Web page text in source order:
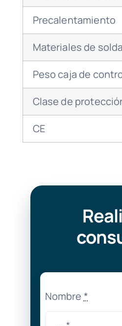
Precalentamiento
Materiales de
Peso caja de
Clase de
CE
Nombre *